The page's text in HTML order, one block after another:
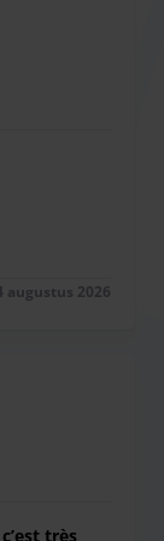
augustus 2026
très